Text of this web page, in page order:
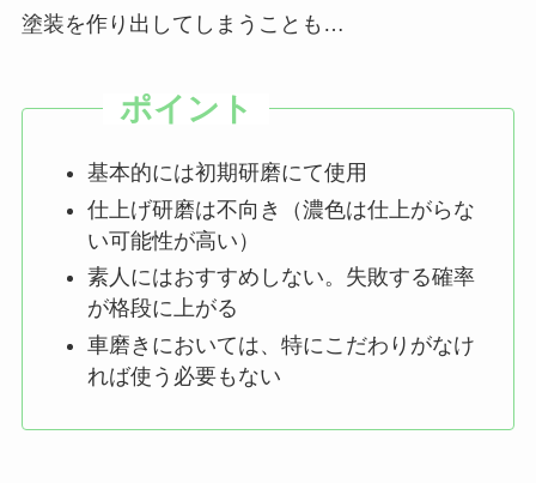
塗装を作り出してしまうことも…
基本的には初期研磨にて使用
仕上げ研磨は不向き（濃色は仕上がらな
い可能性が高い）
素人にはおすすめしない。失敗する確率
が格段に上がる
車磨きにおいては、特にこだわりがなけ
れば使う必要もない